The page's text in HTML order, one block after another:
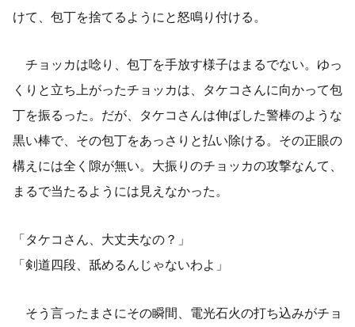
けて、包丁を捨てるようにと怒鳴り付ける。
チョッカは唸り、包丁を手放す様子はまるでない。ゆっ
くりと立ち上がったチョッカは、タケコさんに向かって包
丁を振るった。だが、タケコさんは伸ばした警棒のような
黒い棒で、その包丁をあっさりと払い除ける。その正眼の
構えには全く隙が無い。大振りのチョッカの攻撃なんて、
まるで当たるようには見えなかった。
「タケコさん、大丈夫なの？」
「剣道四段、舐めるんじゃないわよ」
そう言ったまさにその瞬間、電光石火の打ち込みがチョ